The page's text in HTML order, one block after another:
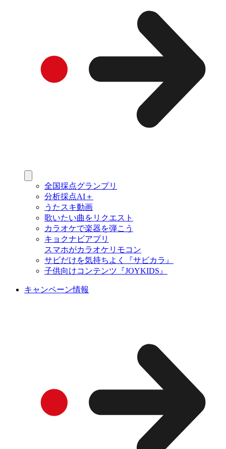
全国採点グランプリ
分析採点AI＋
うたスキ動画
歌いたい曲をリクエスト
カラオケで楽器を弾こう
キョクナビアプリ
スマホがカラオケリモコン
サビだけを気持ちよく『サビカラ』
子供向けコンテンツ『JOYKIDS』
キャンペーン情報